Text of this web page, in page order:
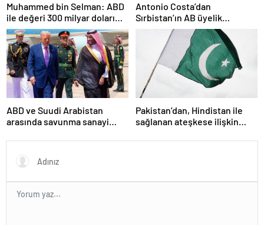
Muhammed bin Selman: ABD
ile değeri 300 milyar doları
aşan anlaşmalar imzaladık
Antonio Costa’dan
Sırbistan’ın AB üyelik
sürecine ilişkin açıklama
ABD ve Suudi Arabistan
arasında savunma sanayi
Pakistan’dan, Hindistan ile
sağlanan ateşkese ilişkin